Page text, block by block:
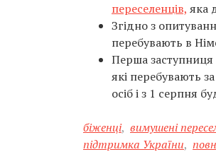
переселенців, яка
Згідно з
перебувають в
Перша заступниця
які перебувають
осіб і з 1 серпня
біженці, вимушені
підтримка України,